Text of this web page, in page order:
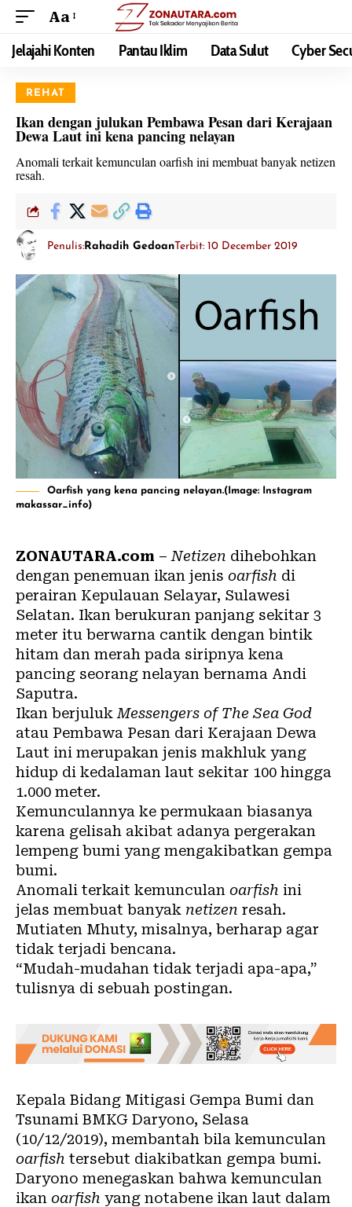
Aa
Jelajahi Konten Pantau Iklim Data Sulut Cyber
REHAT
Ikan dengan julukan Pembawa Pesan dari Kerajaan
Dewa Laut ini kena pancing nelayan
Anomali terkait kemunculan oarfish ini membuat banyak netizen
resah.
Penulis: Rahadih GedoanTerbit: 10 December 2019
Oarfish yang kena pancing nelayan.(Image: Instagram
makassar_info)
ZONAUTARA.com – Netizen dihebohkan
dengan penemuan ikan jenis oarfish di
perairan Kepulauan Selayar, Sulawesi
Selatan. Ikan berukuran panjang sekitar 3
meter itu berwarna cantik dengan bintik
hitam dan merah pada siripnya kena
pancing seorang nelayan bernama Andi
Saputra.
Ikan berjuluk Messengers of The Sea God
atau Pembawa Pesan dari Kerajaan Dewa
Laut ini merupakan jenis makhluk yang
hidup di kedalaman laut sekitar 100 hingga
1.000 meter.
Kemunculannya ke permukaan biasanya
karena gelisah akibat adanya pergerakan
lempeng bumi yang mengakibatkan gempa
bumi.
Anomali terkait kemunculan oarfish ini
jelas membuat banyak netizen resah.
Mutiaten Mhuty, misalnya, berharap agar
tidak terjadi bencana.
“Mudah-mudahan tidak terjadi apa-apa,”
tulisnya di sebuah postingan.
Kepala Bidang Mitigasi Gempa Bumi dan
Tsunami BMKG Daryono, Selasa
(10/12/2019), membantah bila kemunculan
oarfish tersebut diakibatkan gempa bumi.
Daryono menegaskan bahwa kemunculan
ikan oarfish yang notabene ikan laut dalam